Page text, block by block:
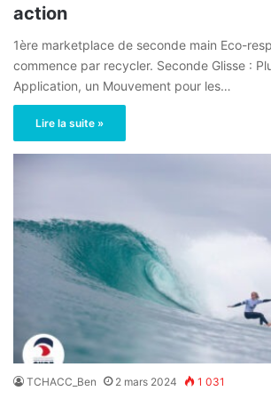
action
1ère marketplace de seconde main Eco-
commence par recycler. Seconde Glisse :
Application, un Mouvement pour les…
Lire la suite »
TCHACC_Ben 2 mars 2024 1 031